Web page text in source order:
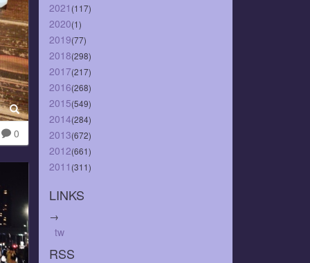
0
2021 (117)
2020(1)
2019(77)
2018(298)
2017(217)
2016(268)
2015(549)
2014(284)
2013(672)
2012(661)
2011 (311)
LINKS
→
tw
RSS